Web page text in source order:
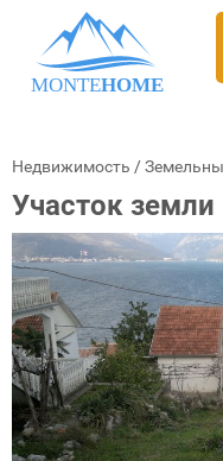
MONTEHOME
Недвижимость /
Участок земли